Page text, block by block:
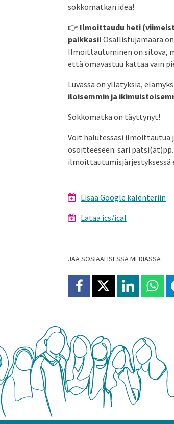
sokkomatkan idea!
👉 Ilmoittaudu heti
paikkasi! Osallistujamäärä
Ilmoittautuminen on sitova,
että omavastuu kattaa vain
Luvassa on yllätyksiä,
iloisemmin ja
Sokkomatka on täyttynyt!
Voit halutessasi ilmoittautua
osoitteeseen:
ilmoittautumisjärjestyksessä
Lisää Google kalenteriin
Lataa ics/ical
JAA SOSIAALISESSA MEDIASSA
Jaa Facebookissa
Jaa X:ssäJaa Jaa